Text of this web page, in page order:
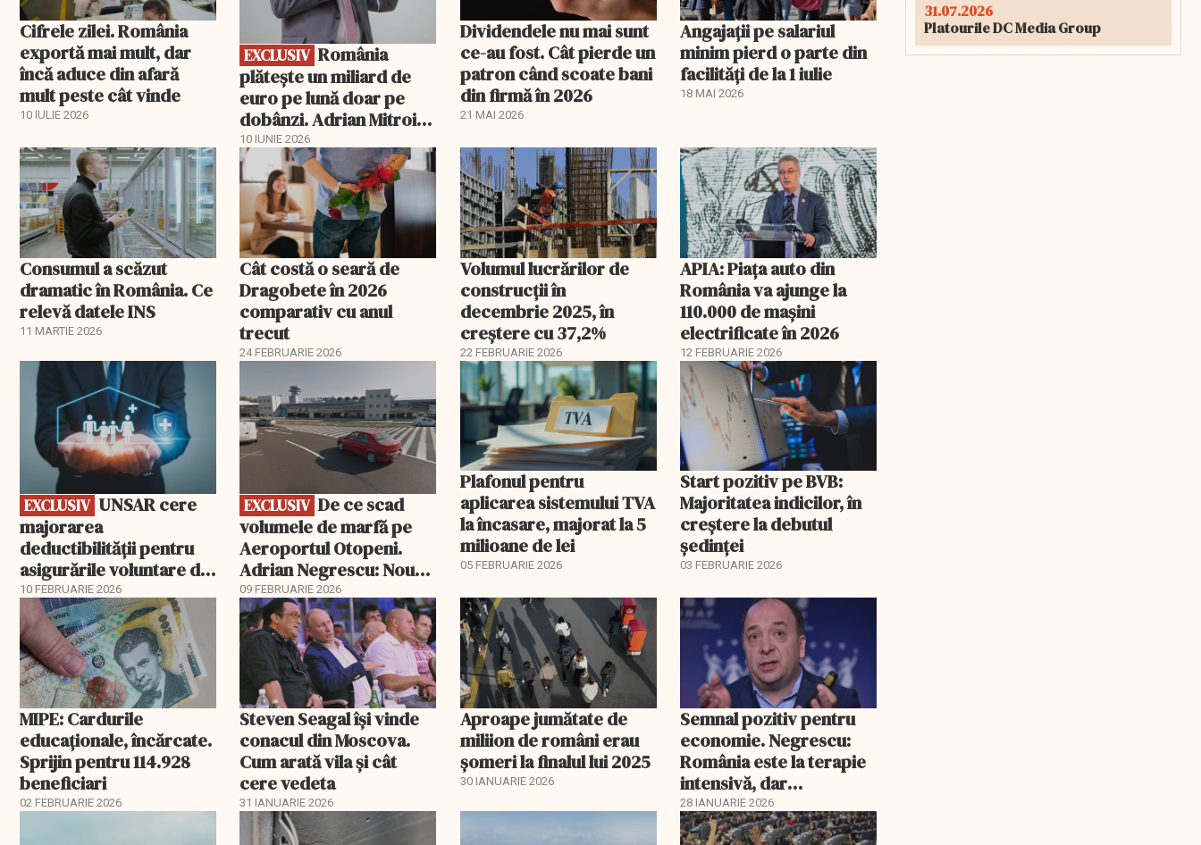
Cifrele zilei. România
exportă mai mult, dar
încă aduce din afară
mult peste cât vinde
10 IULIE 2026
EXCLUSIV România
plătește un miliard de
euro pe lună doar pe
dobânzi. Adrian Mitroi:
O datorie publică
„insurmontabilă”
10 IUNIE 2026
Dividendele nu mai sunt
ce-au fost. Cât pierde un
patron când scoate bani
din firmă în 2026
21 MAI 2026
Angajații pe salariul
minim pierd o parte din
facilități de la 1 iulie
18 MAI 2026
Consumul a scăzut
dramatic în România. Ce
relevă datele INS
11 MARTIE 2026
Cât costă o seară de
Dragobete în 2026
comparativ cu anul
trecut
24 FEBRUARIE 2026
Volumul lucrărilor de
construcții în
decembrie 2025, în
creștere cu 37,2%
22 FEBRUARIE 2026
APIA: Piața auto din
România va ajunge la
110.000 de mașini
electrificate în 2026
12 FEBRUARIE 2026
EXCLUSIV
EXCLUSIV
majorarea
deductibilității pentru
asigurările voluntare de
sănătate
10 FEBRUARIE 2026
EXCLUSIV De ce scad
volumele de marfă pe
Aeroportul Otopeni.
Adrian Negrescu: Nou
exemplu de politică
fiscală cu efecte limitate
09 FEBRUARIE 2026
Plafonul pentru
aplicarea sistemului TVA
la încasare, majorat la 5
milioane de lei
05 FEBRUARIE 2026
Start pozitiv pe BVB:
Majoritatea indicilor, în
creştere la debutul
şedinţei
03 FEBRUARIE 2026
MIPE: Cardurile
educaţionale, încărcate.
Sprijin pentru 114.928
beneficiari
02 FEBRUARIE 2026
Steven Seagal își vinde
conacul din Moscova.
Cum arată vila și cât
cere vedeta
31 IANUARIE 2026
Aproape jumătate de
miliion de români erau
șomeri la finalul lui 2025
30 IANUARIE 2026
Semnal pozitiv pentru
economie. Negrescu:
România este la terapie
intensivă, dar
tratamentul începe să
funcționeze
28 IANUARIE 2026
31.07.2026
Platourile DC Media Group